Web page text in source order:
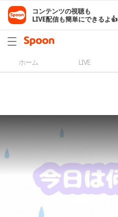
コンテンツの視聴も
LIVE配信も簡単にできるよ👍
ホーム LIVE